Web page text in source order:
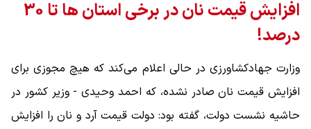
افزایش قیمت نان در برخی استان ها تا 30
درصد!
وزارت جهادکشاورزی در حالی اعلام می‌کند که هیچ مجوزی برای
افزایش قیمت نان صادر نشده، که احمد وحیدی - وزیر کشور در
حاشیه نشست دولت، گفته بود: دولت قیمت آرد و نان را افزایش